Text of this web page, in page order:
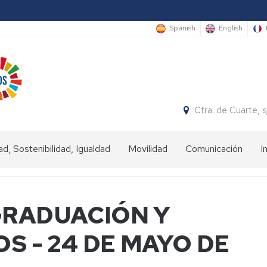
Spanish English
Ctra. de Cuarte,
Sostenibilidad, Igualdad Movilidad
Estudiantes
OUT
Personal
Comunicación
Y
- 24 DE MAYO DE